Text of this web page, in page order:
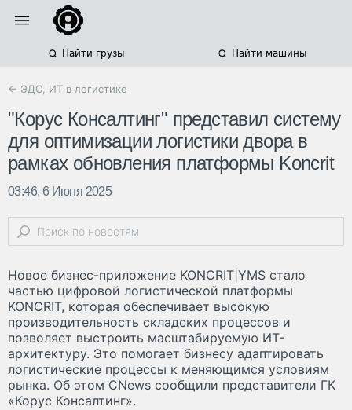
Найти грузы Найти машины
← ЭДО, ИТ в логистике
"Корус Консалтинг" представил систему
для оптимизации логистики двора в
рамках обновления платформы Koncrit
03:46, 6 Июня 2025
Новое бизнес-приложение KONCRIT|YMS стало
частью цифровой логистической платформы
KONCRIT, которая обеспечивает высокую
производительность складских процессов и
позволяет выстроить масштабируемую ИТ-
архитектуру. Это помогает бизнесу адаптировать
логистические процессы к меняющимся условиям
рынка. Об этом CNews сообщили представители ГК
«Корус Консалтинг».